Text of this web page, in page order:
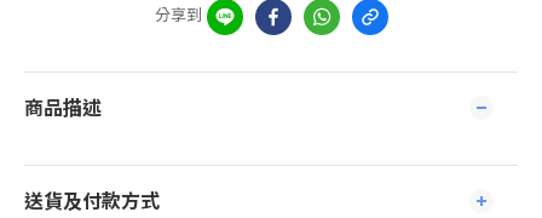
分享到
商品描述
送貨及付款方式